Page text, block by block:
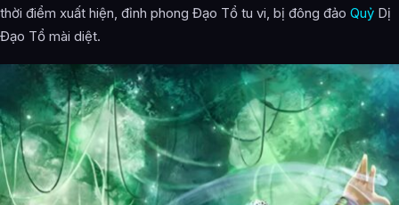
thời điểm xuất hiện, đỉnh phong Đạo Tổ tu vi, bị đông đảo Quỷ Dị
Đạo Tổ mài diệt.